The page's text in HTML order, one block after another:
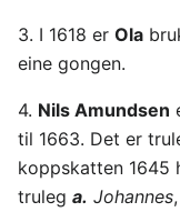
3. I 1618 er Ola
eine gongen.
4. Nils Amundsen
til 1663. Det er
koppskatten 1645
truleg a. Johannes